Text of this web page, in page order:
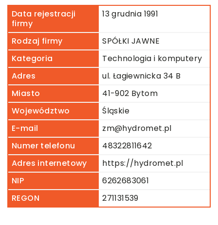
Data rejestracji
firmy
13 grudnia 1991
Rodzaj firmy
SPÓŁKI JAWNE
Kategoria
Technologia i komputery
Adres
ul. Łagiewnicka 34 B
Miasto
41-902 Bytom
Województwo
Śląskie
E-mail
zm@hydromet.pl
Numer telefonu
48322811642
Adres internetowy
https://hydromet.pl
NIP
6262683061
REGON
271131539